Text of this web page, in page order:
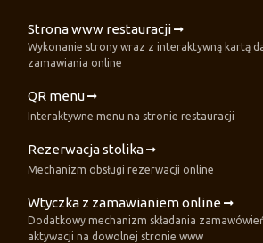
Strona www restauracji
Wykonanie strony wraz z interaktywną kartą
zamawiania online
QR menu
Interaktywne menu na stronie restauracji
Rezerwacja stolika
Mechanizm obsługi rezerwacji online
Wtyczka z zamawianiem online
Dodatkowy mechanizm składania
aktywacji na dowolnej stronie www